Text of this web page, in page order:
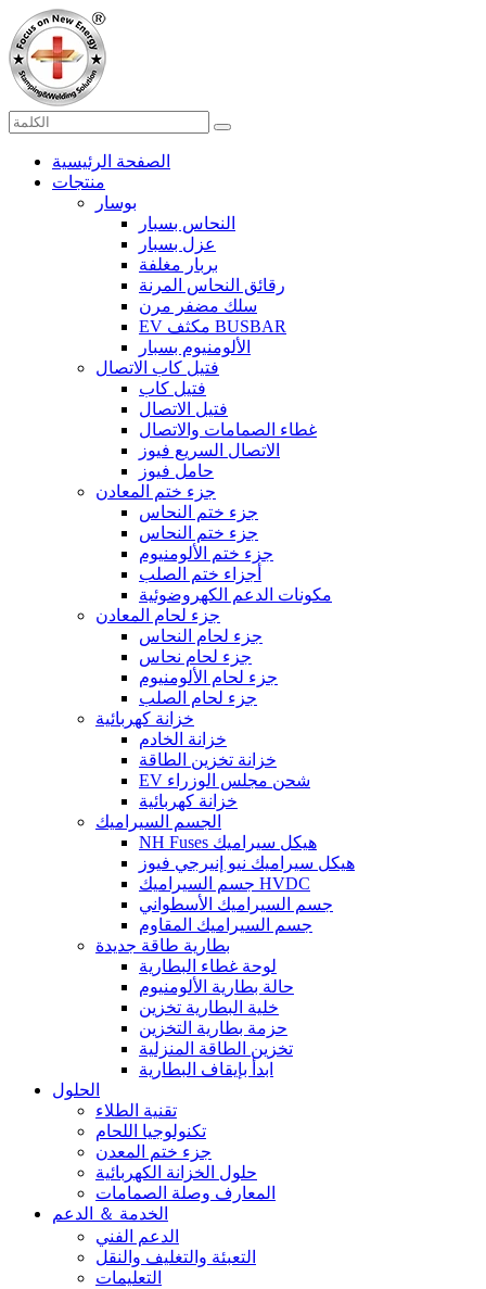
الصفحة الرئيسية
منتجات
بوسار
النحاس بسبار
عزل بسبار
بربار مغلفة
رقائق النحاس المرنة
سلك مضفر مرن
EV مكثف BUSBAR
الألومنيوم بسبار
فتيل كاب الاتصال
فتيل كاب
فتيل الاتصال
غطاء الصمامات والاتصال
الاتصال السريع فيوز
حامل فيوز
جزء ختم المعادن
جزء ختم النحاس
جزء ختم النحاس
جزء ختم الألومنيوم
أجزاء ختم الصلب
مكونات الدعم الكهروضوئية
جزء لحام المعادن
جزء لحام النحاس
جزء لحام نحاس
جزء لحام الألومنيوم
جزء لحام الصلب
خزانة كهربائية
خزانة الخادم
خزانة تخزين الطاقة
EV شحن مجلس الوزراء
خزانة كهربائية
الجسم السيراميك
NH Fuses هيكل سيراميك
هيكل سيراميك نيو إنيرجي فيوز
جسم السيراميك HVDC
جسم السيراميك الأسطواني
جسم السيراميك المقاوم
بطارية طاقة جديدة
لوحة غطاء البطارية
حالة بطارية الألومنيوم
خلية البطارية تخزين
حزمة بطارية التخزين
تخزين الطاقة المنزلية
ابدأ بإيقاف البطارية
الحلول
تقنية الطلاء
تكنولوجيا اللحام
جزء ختم المعدن
حلول الخزانة الكهربائية
المعارف وصلة الصمامات
الخدمة ＆ الدعم
الدعم الفني
التعبئة والتغليف والنقل
التعليمات